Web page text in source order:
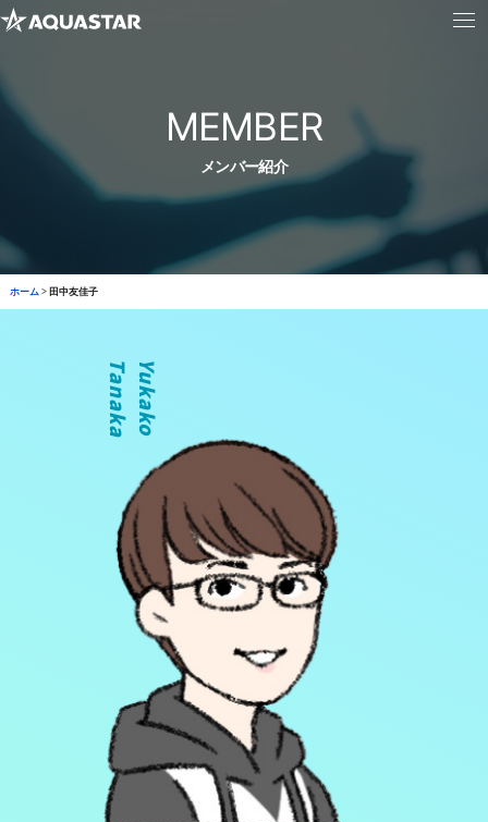
MEMBER
メンバー紹介
ホーム> 田中友佳子
Y
u
k
a
k
o
T
a
n
a
k
a